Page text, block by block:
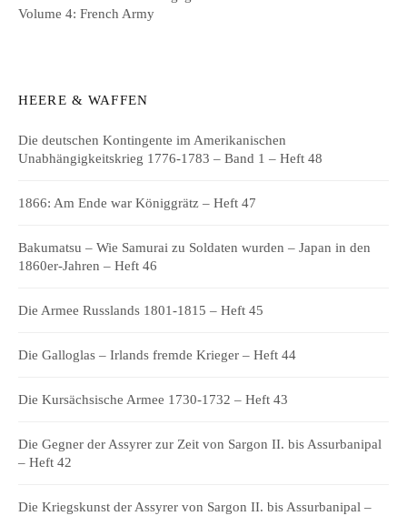
Volume 4: French Army
HEERE & WAFFEN
Die deutschen Kontingente im Amerikanischen
Unabhängigkeitskrieg 1776-1783 – Band 1 – Heft 48
1866: Am Ende war Königgrätz – Heft 47
Bakumatsu – Wie Samurai zu Soldaten wurden – Japan in den
1860er-Jahren – Heft 46
Die Armee Russlands 1801-1815 – Heft 45
Die Galloglas – Irlands fremde Krieger – Heft 44
Die Kursächsische Armee 1730-1732 – Heft 43
Die Gegner der Assyrer zur Zeit von Sargon II. bis Assurbanipal
– Heft 42
Die Kriegskunst der Assyrer von Sargon II. bis Assurbanipal –